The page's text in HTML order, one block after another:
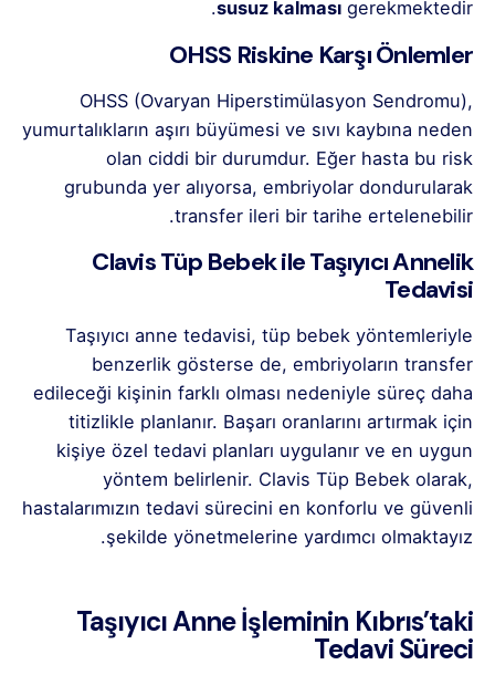
susuz kalması gerekmektedir.
OHSS Riskine Karşı Önlemler
OHSS (Ovaryan Hiperstimülasyon Sendromu),
yumurtalıkların aşırı büyümesi ve sıvı kaybına neden
olan ciddi bir durumdur. Eğer hasta bu risk
grubunda yer alıyorsa, embriyolar dondurularak
transfer ileri bir tarihe ertelenebilir.
Clavis Tüp Bebek ile Taşıyıcı Annelik
Tedavisi
Taşıyıcı anne tedavisi, tüp bebek yöntemleriyle
benzerlik gösterse de, embriyoların transfer
edileceği kişinin farklı olması nedeniyle süreç daha
titizlikle planlanır. Başarı oranlarını artırmak için
kişiye özel tedavi planları uygulanır ve en uygun
yöntem belirlenir. Clavis Tüp Bebek olarak,
hastalarımızın tedavi sürecini en konforlu ve güvenli
şekilde yönetmelerine yardımcı olmaktayız.
Taşıyıcı Anne İşleminin Kıbrıs’taki
Tedavi Süreci